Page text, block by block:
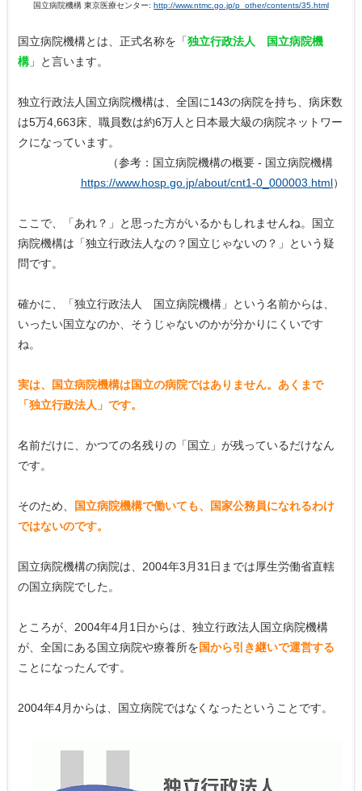
国立病院機構 東京医療センター:http://www.ntmc.go.jp/p_other/contents/35.html
国立病院機構とは、正式名称を「独立行政法人 国立病院機
構」と言います。
独立行政法人国立病院機構は、全国に143の病院を持ち、病床数
は5万4,663床、職員数は約6万人と日本最大級の病院ネットワー
クになっています。
（参考：国立病院機構の概要 - 国立病院機構
https://www.hosp.go.jp/about/cnt1-0_000003.html）
ここで、「あれ？」と思った方がいるかもしれませんね。国立
病院機構は「独立行政法人なの？国立じゃないの？」という疑
問です。
確かに、「独立行政法人 国立病院機構」という名前からは、
いったい国立なのか、そうじゃないのかが分かりにくいです
ね。
実は、国立病院機構は国立の病院ではありません。あくまで
「独立行政法人」です。
名前だけに、かつての名残りの「国立」が残っているだけなん
です。
そのため、
国立病院機構で働いても、国家公務員になれるわけ
ではないのです。
国立病院機構の病院は、2004年3月31日までは厚生労働省直轄
の国立病院でした。
ところが、2004年4月1日からは、独立行政法人国立病院機構
が、全国にある国立病院や療養所を国から引き継いで運営する
ことになったんです。
2004年4月からは、国立病院ではなくなったということです。